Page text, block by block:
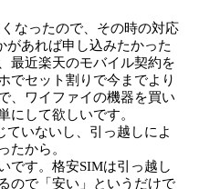
なったので、その時の対応
があれば申し込みたかった
最近楽天のモバイル契約を
でセット割りで今までより
、ワイファイの機器を買い
にして欲しいです。
いないし、引っ越しによ
たから。
です。格安SIMは引っ越し
ので「安い」というだけで